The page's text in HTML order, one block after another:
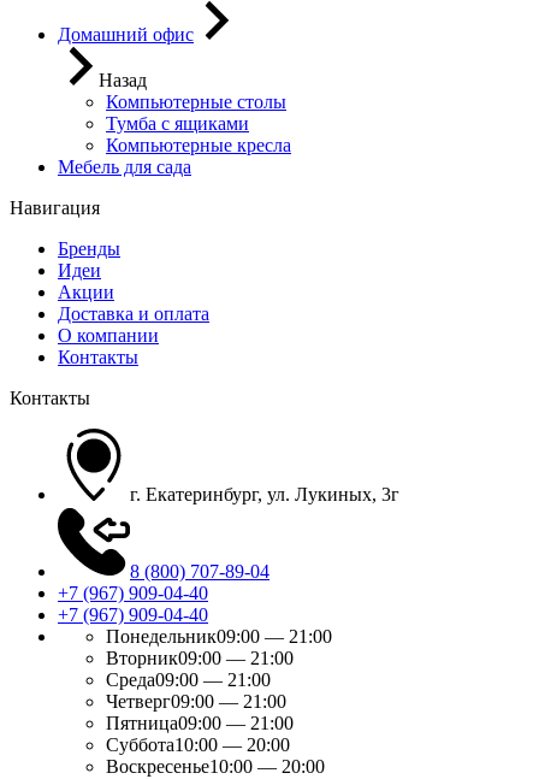
Домашний офис
Назад
Компьютерные столы
Тумба с ящиками
Компьютерные кресла
Мебель для сада
Навигация
Бренды
Идеи
Акции
Доставка и оплата
О компании
Контакты
Контакты
г. Екатеринбург, ул. Лукиных, 3г
8 (800) 707-89-04
+7 (967) 909-04-40
+7 (967) 909-04-40
Понедельник09:00 — 21:00
Вторник09:00 — 21:00
Среда09:00 — 21:00
Четверг09:00 — 21:00
Пятница09:00 — 21:00
Суббота10:00 — 20:00
Воскресенье10:00 — 20:00